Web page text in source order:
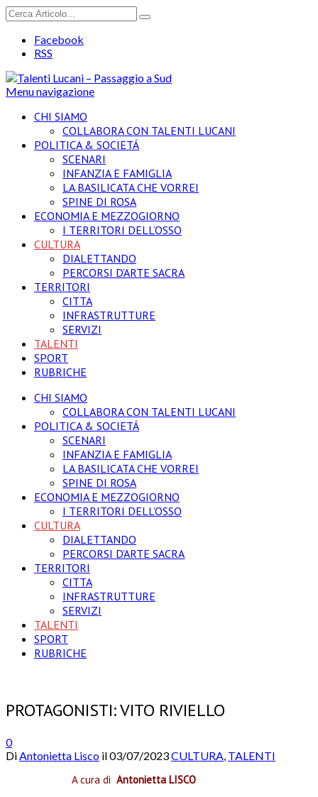
Facebook
RSS
Menu navigazione
CHI SIAMO
COLLABORA CON TALENTI LUCANI
POLITICA & SOCIETÁ
SCENARI
INFANZIA E FAMIGLIA
LA BASILICATA CHE VORREI
SPINE DI ROSA
ECONOMIA E MEZZOGIORNO
I TERRITORI DELL’OSSO
CULTURA
DIALETTANDO
PERCORSI D’ARTE SACRA
TERRITORI
CITTA
INFRASTRUTTURE
SERVIZI
TALENTI
SPORT
RUBRICHE
CHI SIAMO
COLLABORA CON TALENTI LUCANI
POLITICA & SOCIETÁ
SCENARI
INFANZIA E FAMIGLIA
LA BASILICATA CHE VORREI
SPINE DI ROSA
ECONOMIA E MEZZOGIORNO
I TERRITORI DELL’OSSO
CULTURA
DIALETTANDO
PERCORSI D’ARTE SACRA
TERRITORI
CITTA
INFRASTRUTTURE
SERVIZI
TALENTI
SPORT
RUBRICHE
PROTAGONISTI: VITO RIVIELLO
0
DiAntonietta Lisco il03/07/2023CULTURA, TALENTI
A cura di Antonietta LISCO